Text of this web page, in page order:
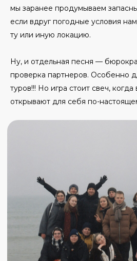
мы заранее продумываем
если вдруг погодные условия
ту или иную локацию.
Ну, и отдельная песня —
проверка партнеров. Особенно
туров!!! Но игра стоит свеч,
открывают для себя по-